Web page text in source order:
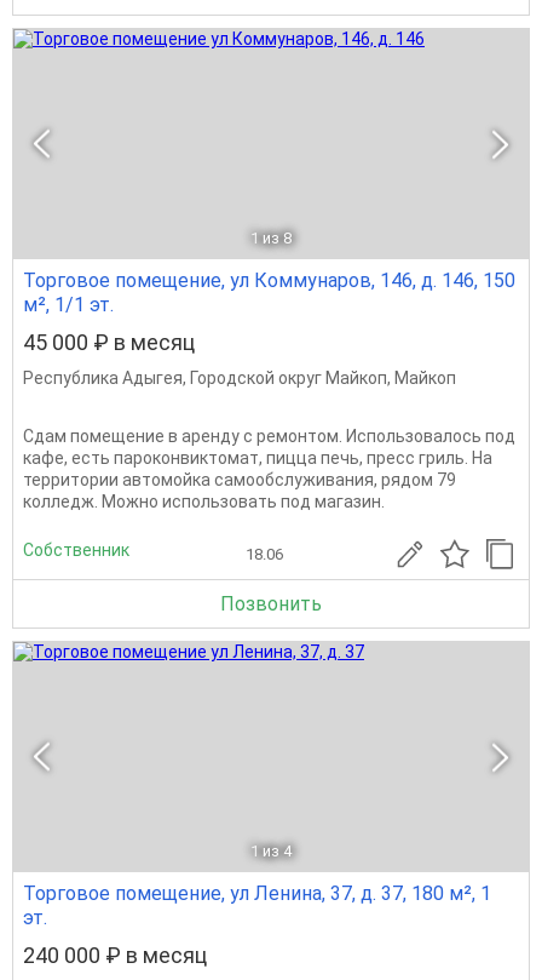
1 из 8
Торговое помещение, ул Коммунаров, 146, д. 146, 150
м², 1/1 эт.
45 000 ₽ в месяц
Республика Адыгея, Городской округ Майкоп, Майкоп
Сдам помещение в аренду с ремонтом. Использовалось под
кафе, есть пароконвиктомат, пицца печь, пресс гриль. На
территории автомойка самообслуживания, рядом 79
колледж. Можно использовать под магазин.
Собственник 18.06
Позвонить
1 из 4
Торговое помещение, ул Ленина, 37, д. 37, 180 м², 1
эт.
240 000 ₽ в месяц